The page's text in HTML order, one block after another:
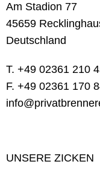
Am Stadion 77
45659
‍Deutschland
T. +49 02361 210
F. +49 02361 170
UNSERE ZICKEN